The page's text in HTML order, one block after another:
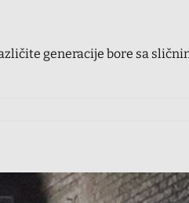
generacije bore sa